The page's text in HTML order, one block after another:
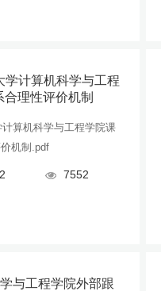
学计算机科学与工程
理性评价机制
算机科学与工程学院课
机制.pdf
7552
与工程学院外部跟